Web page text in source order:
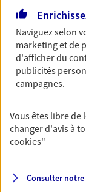
unique pour
équipements
Découvrir
Naviguez selon
marketing et de
d'afficher du
publicités
campagnes.
Vous êtes libre de
changer d'avis à
cookies"
Consulter